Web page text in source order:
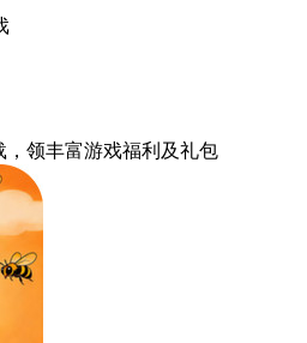
，领丰富游戏福利 及礼包